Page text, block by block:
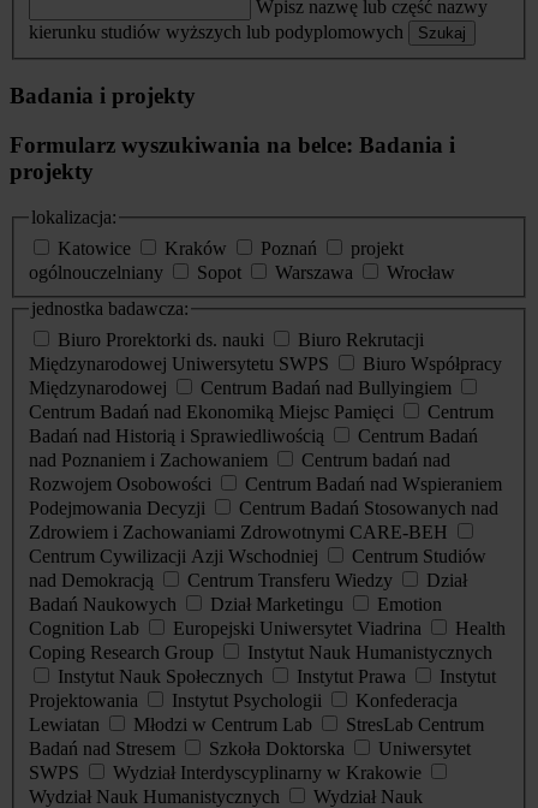
Wpisz nazwę lub część nazwy
kierunku studiów wyższych lub podyplomowych
Szukaj
Badania i projekty
Formularz wyszukiwania na belce: Badania i
projekty
lokalizacja:
Katowice
Kraków Poznań
projekt
ogólnouczelniany
Sopot Warszawa
Wrocław
jednostka badawcza:
Biuro Prorektorki ds. nauki
Biuro Rekrutacji
Międzynarodowej Uniwersytetu SWPS
Biuro Współpracy
Międzynarodowej
Centrum Badań nad Bullyingiem
Centrum Badań nad Ekonomiką Miejsc Pamięci
Centrum
Badań nad Historią i Sprawiedliwością
Centrum Badań
nad Poznaniem i Zachowaniem
Centrum badań nad
Rozwojem Osobowości
Centrum Badań nad Wspieraniem
Podejmowania Decyzji
Centrum Badań Stosowanych nad
Zdrowiem i Zachowaniami Zdrowotnymi CARE-BEH
Centrum Cywilizacji Azji Wschodniej
Centrum Studiów
nad Demokracją
Centrum Transferu Wiedzy
Dział
Badań Naukowych
Dział Marketingu
Emotion
Cognition Lab
Europejski Uniwersytet Viadrina
Health
Coping Research Group
Instytut Nauk Humanistycznych
Instytut Nauk Społecznych
Instytut Prawa
Instytut
Projektowania
Instytut Psychologii
Konfederacja
Lewiatan
Młodzi w Centrum Lab
StresLab Centrum
Badań nad Stresem
Szkoła Doktorska
Uniwersytet
SWPS
Wydział Interdyscyplinarny w Krakowie
Wydział Nauk Humanistycznych
Wydział Nauk